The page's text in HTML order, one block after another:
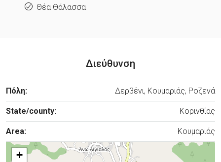
Θέα Θάλασσα
Διεύθυνση
Πόλη: Δερβένι, Κουμαριάς, Ροζενά
State/county: Κορινθίας
Area: Κουμαριάς
+